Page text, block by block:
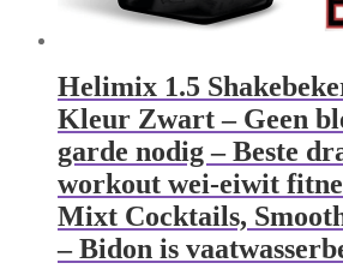
Helimix 1.5
Kleur Zwart – Geen
garde nodig – Beste
workout wei-eiwit
Mixt Cocktails,
– Bidon is